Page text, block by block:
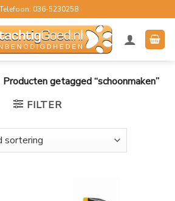
Telefoon: 036-5230258
Producten getagged “schoonmaken”
FILTER